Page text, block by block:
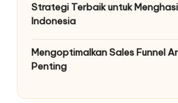
Strategi Terbaik untuk
Indonesia
Mengoptimalkan Sales Funnel
Penting